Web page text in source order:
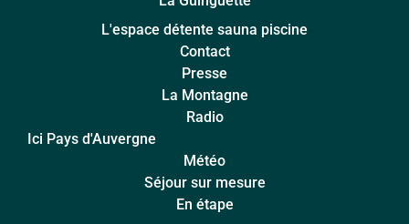
L'espace détente sauna piscine
Contact
Presse
La Montagne
Radio
Ici Pays d'Auvergne
Météo
Séjour sur mesure
En étape